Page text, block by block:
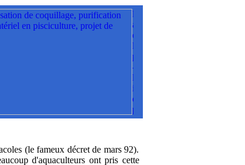
(le fameux décret de mars 92).
d'aquaculteurs ont pris cette